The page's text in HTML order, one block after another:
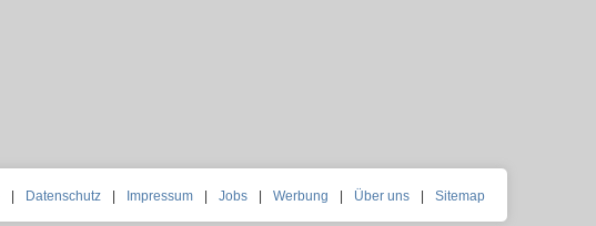
Sitemap
Über uns
Werbung
Jobs
Impressum
Datenschutz